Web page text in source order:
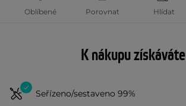
Oblíbené Porovnat Hlídat
K nákupu získáváte
Seřízeno/sestaveno 99%